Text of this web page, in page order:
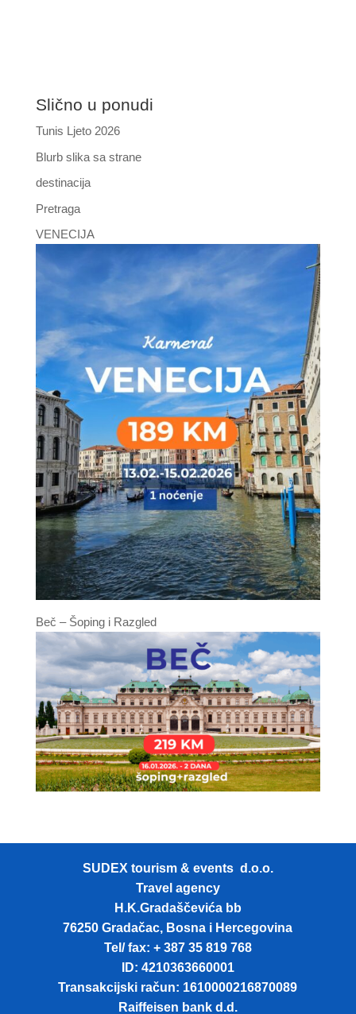
Slično u ponudi
Tunis Ljeto 2026
Blurb slika sa strane
destinacija
Pretraga
VENECIJA
Beč – Šoping i Razgled
SUDEX tourism & events d.o.o.
Travel agency
H.K.Gradaščevića bb
76250 Gradačac, Bosna i Hercegovina
Tel/ fax: + 387 35 819 768
ID: 4210363660001
Transakcijski račun: 1610000216870089
Raiffeisen bank d.d.